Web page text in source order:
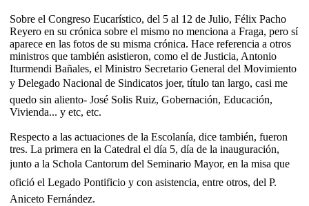
Sobre el Congreso Eucarístico, del 5 al 12 de Julio, Félix Pacho
Reyero en su crónica sobre el mismo no menciona a Fraga, pero sí
aparece en las fotos de su misma crónica. Hace referencia a otros
ministros que también asistieron, como el de Justicia, Antonio
Iturmendi Bañales, el Ministro Secretario General del Movimiento
y Delegado Nacional de Sindicatos joer, título tan largo, casi me
quedo sin aliento- José Solis Ruiz, Gobernación, Educación,
Vivienda... y etc, etc.
Respecto a las actuaciones de la Escolanía, dice también, fueron
tres. La primera en la Catedral el día 5, día de la inauguración,
junto a la Schola Cantorum del Seminario Mayor, en la misa que
ofició el Legado Pontificio y con asistencia, entre otros, del P.
Aniceto Fernández.